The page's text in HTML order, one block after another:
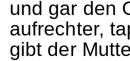
und gar den
aufrechter,
gibt der